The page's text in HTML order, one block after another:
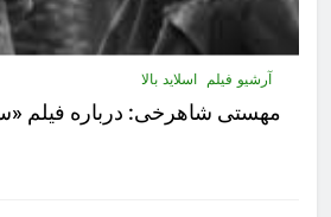
آرشیو فیلم اسلاید بالا
مهستى شاهرخى:‌ درباره فيلم